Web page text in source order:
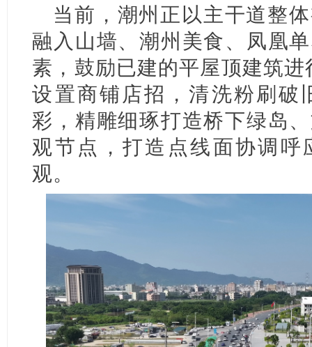
当前，潮州正以主干道整
融入山墙、潮州美食、凤凰
素，鼓励已建的平屋顶建筑进
设置商铺店招，清洗粉刷破
彩，精雕细琢打造桥下绿岛
观节点，打造点线面协调呼
观。